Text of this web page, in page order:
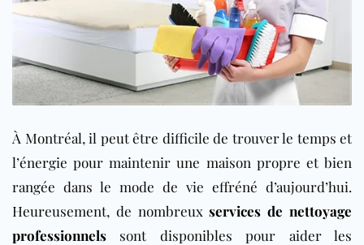
À Montréal, il peut être difficile de trouver le temps et
l’énergie pour maintenir une maison propre et bien
rangée dans le mode de vie effréné d’aujourd’hui.
Heureusement, de nombreuxservices de nettoyage
professionnels sont disponibles pour aider les